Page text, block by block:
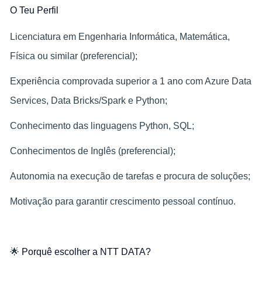
O Teu Perfil
Licenciatura em Engenharia Informática, Matemática,
Física ou similar (preferencial);
Experiência comprovada superior a 1 ano com Azure Data
Services, Data Bricks/Spark e Python;
Conhecimento das linguagens Python, SQL;
Conhecimentos de Inglês (preferencial);
Autonomia na execução de tarefas e procura de soluções;​
Motivação para garantir crescimento pessoal contínuo.
🌟 Porquê escolher a NTT DATA?